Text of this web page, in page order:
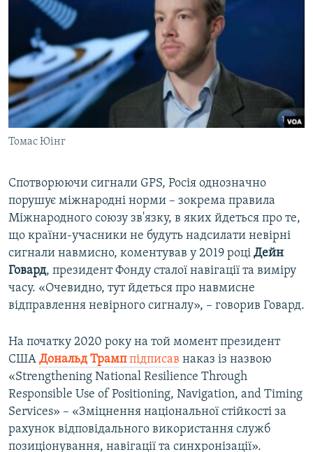
Томас Юінг
Спотворюючи сигнали GPS, Росія однозначно
порушує міжнародні норми – зокрема правила
Міжнародного союзу зв'язку, в яких йдеться про те,
що країни-учасники не будуть надсилати невірні
сигнали навмисно, коментував у 2019 році Дейн
Говард, президент Фонду сталої навігації та виміру
часу. «Очевидно, тут йдеться про навмисне
відправлення невірного сигналу», – говорив Говард.
На початку 2020 року на той момент президент
США Дональд Трамппідписав наказ із назвою
«Strengthening National Resilience Through
Responsible Use of Positioning, Navigation, and Timing
Services» – «Зміцнення національної стійкості за
рахунок відповідального використання служб
позиціонування, навігації та синхронізації».